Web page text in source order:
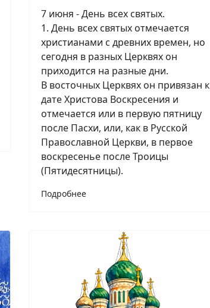
7 июня - День всех святых.
1. День всех святых отмечается
христианами с древних времен, но
сегодня в разных Церквях он
приходится на разные дни.
В восточных Церквях он привязан к
дате Христова Воскресения и
отмечается или в первую пятницу
после Пасхи, или, как в Русской
Православной Церкви, в первое
воскресенье после Троицы
(Пятидесятницы).
Подробнее